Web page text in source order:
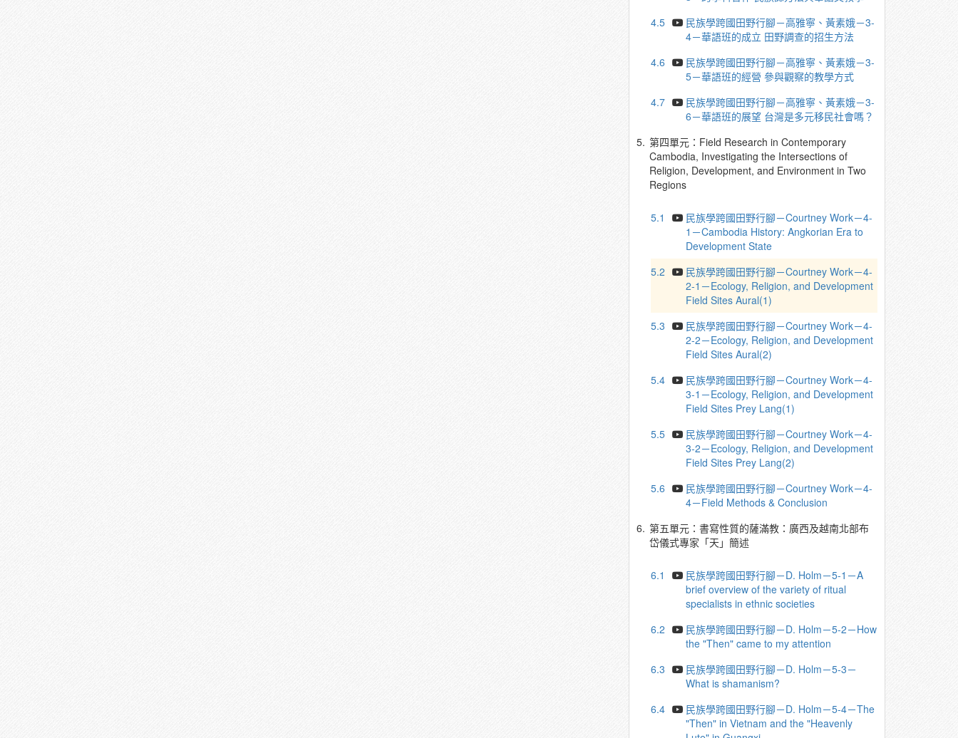
4.5
民族學跨國田野行腳－高雅寧、黃素娥－3-
4－華語班的成立 田野調查的招生方法
4.6
民族學跨國田野行腳－高雅寧、黃素娥－3-
5－華語班的經營 參與觀察的教學方式
4.7
民族學跨國田野行腳－高雅寧、黃素娥－3-
6－華語班的展望 台灣是多元移民社會嗎？
5. 第四單元：Field Research in Contemporary
Cambodia, Investigating the Intersections of
Religion, Development, and Environment in Two
Regions
5.1
民族學跨國田野行腳－Courtney Work－4-
1－Cambodia History: Angkorian Era to
Development State
5.2
民族學跨國田野行腳－Courtney Work－4-
2-1－Ecology, Religion, and Development
Field Sites Aural(1)
5.3
民族學跨國田野行腳－Courtney Work－4-
2-2－Ecology, Religion, and Development
Field Sites Aural(2)
5.4
民族學跨國田野行腳－Courtney Work－4-
3-1－Ecology, Religion, and Development
Field Sites Prey Lang(1)
5.5
民族學跨國田野行腳－Courtney Work－4-
3-2－Ecology, Religion, and Development
Field Sites Prey Lang(2)
5.6
民族學跨國田野行腳－Courtney Work－4-
4－Field Methods & Conclusion
6. 第五單元：書寫性質的薩滿教：廣西及越南北部布
岱儀式專家「天」簡述
6.1
民族學跨國田野行腳－D. Holm－5-1－A
brief overview of the variety of ritual
specialists in ethnic societies
6.2
民族學跨國田野行腳－D. Holm－5-2－How
the "Then" came to my attention
6.3
民族學跨國田野行腳－D. Holm－5-3－
What is shamanism?
6.4
民族學跨國田野行腳－D. Holm－5-4－The
"Then" in Vietnam and the "Heavenly